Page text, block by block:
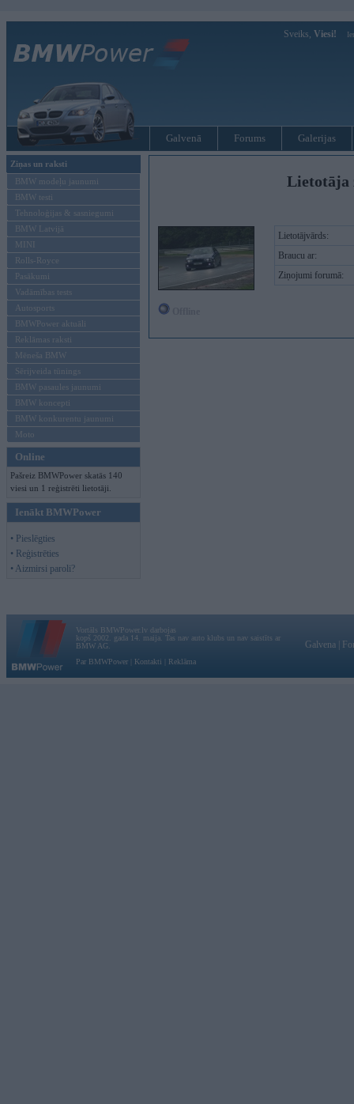
Sveiks, Viesi!
Galvenā Forums Galerijas
Ziņas un raksti
BMW modeļu jaunumi
BMW testi
Tehnoloģijas & sasniegumi
BMW Latvijā
MINI
Rolls-Royce
Pasākumi
Vadāmības tests
Autosports
BMWPower aktuāli
Reklāmas raksti
Mēneša BMW
Sērijveida tūnings
BMW pasaules jaunumi
BMW koncepti
BMW konkurentu jaunumi
Moto
Online
Pašreiz BMWPower skatās 140
viesi un 1 reģistrēti lietotāji.
Ienākt BMWPower
• Pieslēgties
• Reģistrēties
• Aizmirsi paroli?
Lietotāja
Lietotājvārds:
Braucu ar:
Ziņojumi forumā:
Vortāls BMWPower.lv darbojas
kopš 2002. gada 14. maija. Tas nav auto klubs un nav saistīts ar
BMW AG.
Par BMWPower
Kontakti Reklāma
Galvena